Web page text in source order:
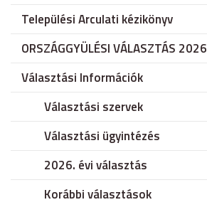
Települési Arculati kézikönyv
ORSZÁGGYÜLÉSI VÁLASZTÁS 2026
Választási Információk
Választási szervek
Választási ügyintézés
2026. évi választás
Korábbi választások